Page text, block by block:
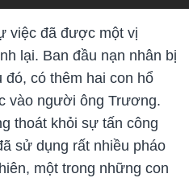
việc đã được một vị
lại. Ban đầu nạn nhân bị
đó, có thêm hai con hổ
vào người ông Trương.
thoát khỏi sự tấn công
sử dụng rất nhiều pháo
một trong những con